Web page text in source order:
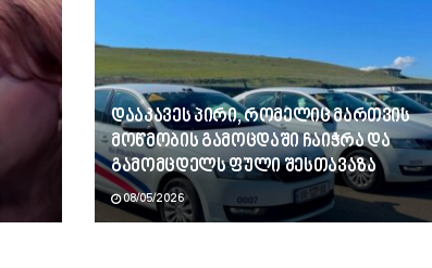
დააკავეს პირი, რომელიც მართვის
მოწმობის გამოცდაში ჩაიჭრა და
გამომცდელს ფული შესთავაზა
08/05/2026